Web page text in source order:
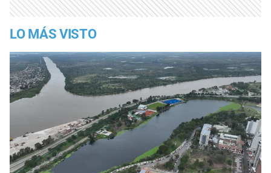
LO MÁS VISTO